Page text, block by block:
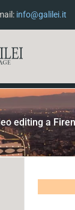
info@galilei.it
editing a